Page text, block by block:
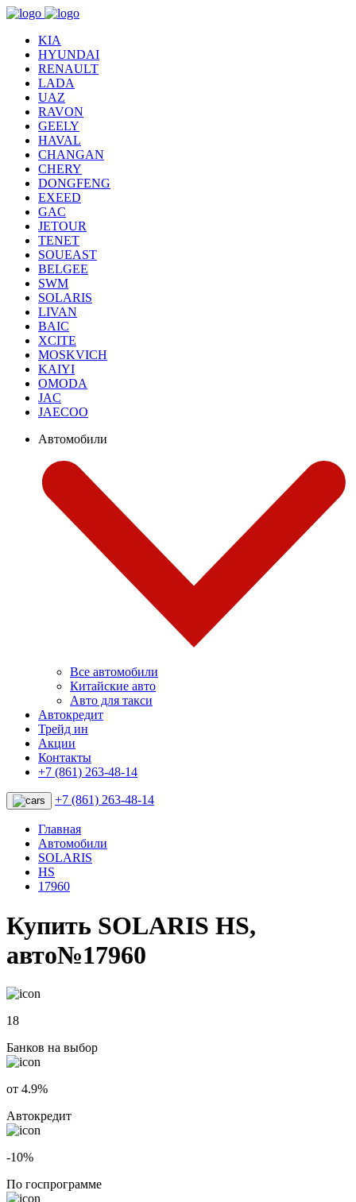
KIA
HYUNDAI
RENAULT
LADA
UAZ
RAVON
GEELY
HAVAL
CHANGAN
CHERY
DONGFENG
EXEED
GAC
JETOUR
TENET
SOUEAST
BELGEE
SWM
SOLARIS
LIVAN
BAIC
XCITE
MOSKVICH
KAIYI
OMODA
JAC
JAECOO
Автомобили
Все автомобили
Китайские авто
Авто для такси
Автокредит
Трейд ин
Акции
Контакты
+7 (861) 263-48-14
+7 (861) 263-48-14
Главная
Автомобили
SOLARIS
HS
17960
Купить SOLARIS HS,
авто№17960
18
Банков на выбор
от 4.9%
Автокредит
-10%
По госпрограмме